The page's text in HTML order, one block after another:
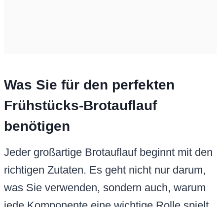
Was Sie für den perfekten
Frühstücks-Brotauflauf
benötigen
Jeder großartige Brotauflauf beginnt mit den
richtigen Zutaten. Es geht nicht nur darum,
was Sie verwenden, sondern auch, warum